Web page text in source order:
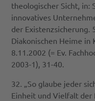
theologischer Sicht, in:
innovatives
der Existenzsicherung.
Diakonischen Heime in
8.11.2002 (= Ev.
2003-1), 31-40.
32. „So glaube jeder
Einheit und Vielfalt der